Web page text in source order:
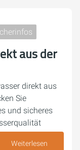
aus der
direkt aus
Sie
und sicheres
Weiterlesen